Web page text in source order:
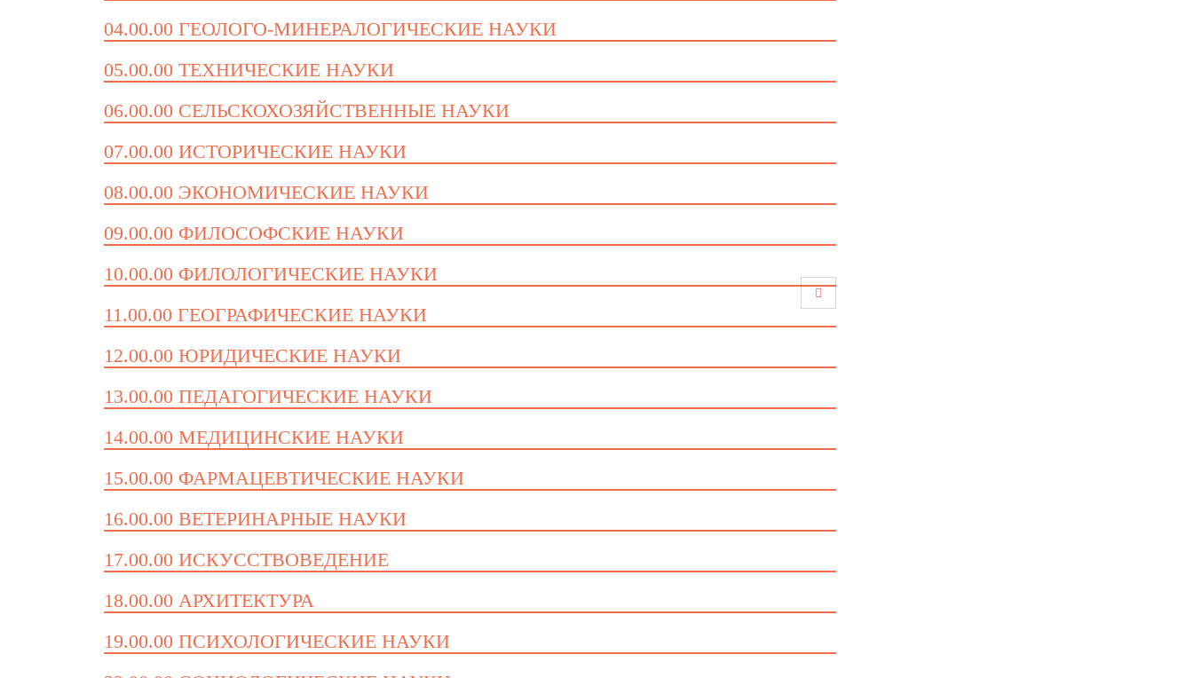
04.00.00 ГЕОЛОГО-МИНЕРАЛОГИЧЕСКИЕ НАУКИ
05.00.00 ТЕХНИЧЕСКИЕ НАУКИ
06.00.00 СЕЛЬСКОХОЗЯЙСТВЕННЫЕ НАУКИ
07.00.00 ИСТОРИЧЕСКИЕ НАУКИ
08.00.00 ЭКОНОМИЧЕСКИЕ НАУКИ
09.00.00 ФИЛОСОФСКИЕ НАУКИ
10.00.00 ФИЛОЛОГИЧЕСКИЕ НАУКИ
11.00.00 ГЕОГРАФИЧЕСКИЕ НАУКИ
12.00.00 ЮРИДИЧЕСКИЕ НАУКИ
13.00.00 ПЕДАГОГИЧЕСКИЕ НАУКИ
14.00.00 МЕДИЦИНСКИЕ НАУКИ
15.00.00 ФАРМАЦЕВТИЧЕСКИЕ НАУКИ
16.00.00 ВЕТЕРИНАРНЫЕ НАУКИ
17.00.00 ИСКУССТВОВЕДЕНИЕ
18.00.00 АРХИТЕКТУРА
19.00.00 ПСИХОЛОГИЧЕСКИЕ НАУКИ